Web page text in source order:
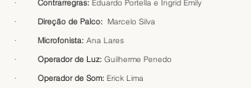
· Contrarregras: Eduardo Portella e Ingrid Emily
· Direção de Palco: Marcelo Silva
· Microfonista: Ana Lares
· Operador de Luz: Guilherme Penedo
· Operador de Som: Erick Lima